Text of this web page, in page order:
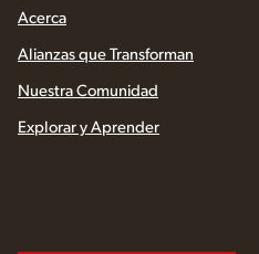
Acerca
Alianzas que Transforman
Nuestra Comunidad
Explorar y Aprender